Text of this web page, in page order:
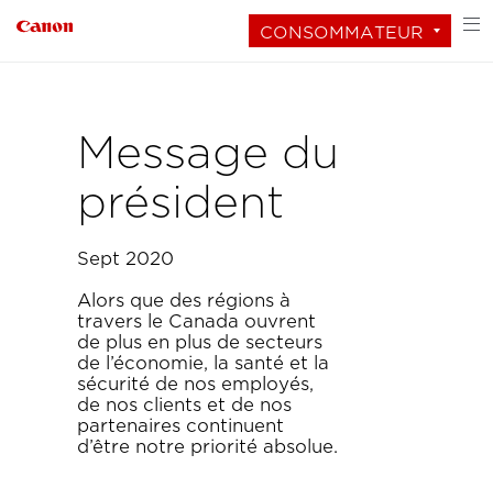
CONSOMMATEUR
Message du
président
Sept 2020
Alors que des régions à
travers le Canada ouvrent
de plus en plus de secteurs
de l’économie, la santé et la
sécurité de nos employés,
de nos clients et de nos
partenaires continuent
d’être notre priorité absolue.